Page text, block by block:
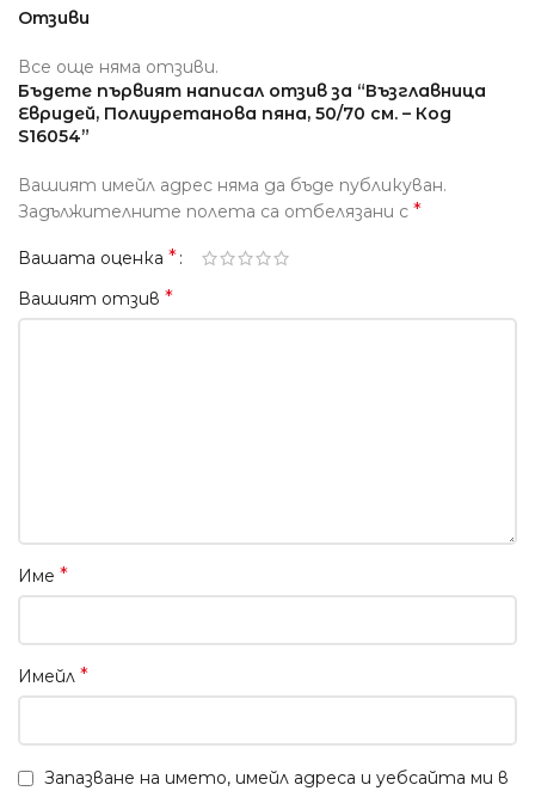
Отзиви
Все още няма отзиви.
Бъдете първият написал отзив за “Възглавница
Евридей, Полиуретанова пяна, 50/70 см. – Код
S16054”
Вашият имейл адрес няма да бъде публикуван.
Задължителните полета са отбелязани с *
Вашата оценка *
Вашият отзив *
Име *
Имейл *
Запазване на името, имейл адреса и уебсайта ми в